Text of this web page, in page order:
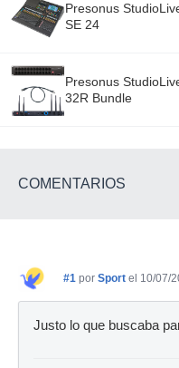
Presonus
SE 24
Presonus
32R Bundle
COMENTARIOS
#1 por Sport el 10/07/
Justo lo que buscaba